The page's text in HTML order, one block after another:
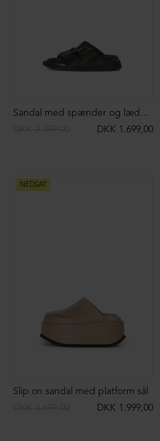
Sandal med spænder og lædersål
DKK 1.699,00
NEDSAT
Slip on sandal med platform sål
DKK 1.999,00